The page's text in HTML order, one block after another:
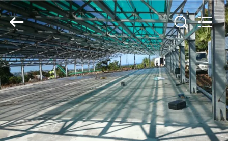
RUMAH
PRODUK
VIDEO
KaFa
Fabrication
Co.,
Ltd..
All
Rights
Reserved.